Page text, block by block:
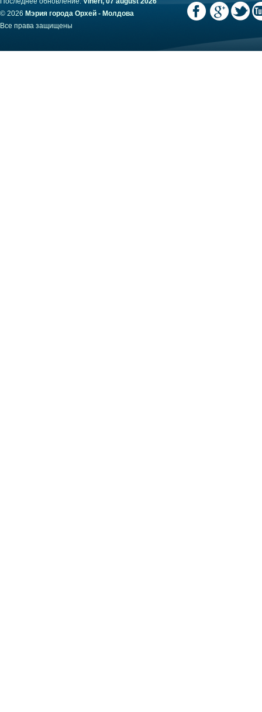
© 2026 Мэрия города Орхей - Молдова
Все права защищены